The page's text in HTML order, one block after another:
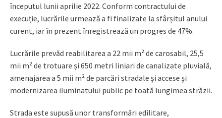
începutul lunii aprilie 2022. Conform contractului de
execuție, lucrările urmează a fi finalizate la sfârșitul anului
curent, iar în prezent înregistrează un progres de 47%.
Lucrările prevăd reabilitarea a 22 mii m² de carosabil, 25,5
mii m² de trotuare și 650 metri liniari de canalizate pluvială,
amenajarea a 5 mii m² de parcări stradale și accese și
modernizarea iluminatului public pe toată lungimea străzii.
Strada este supusă unor transformări edilitare,